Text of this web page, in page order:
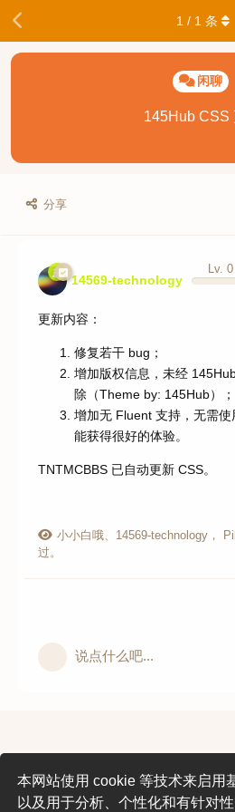
本网站使用 cookie 等技术来启用
以及用于分析、个性化和有针对
闲聊
145Hub CSS
分享
1 / 1 条
14569-technology
Lv. 0
更新内容：
修复若干 bug；
增加版权信息，未经
除（Theme by: 145Hub）；
增加无 Fluent 支持，无需
能获得很好的体验。
TNTMCBBS 已自动更新 CSS。
小小白哦、 14569-technology ，
过。
说点什么吧...